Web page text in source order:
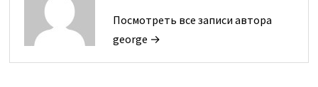
Посмотреть все записи автора
george →